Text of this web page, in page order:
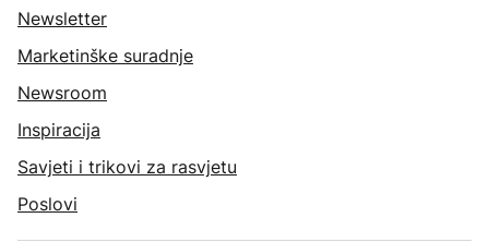
Newsletter
Marketinške suradnje
Newsroom
Inspiracija
Savjeti i trikovi za rasvjetu
Poslovi